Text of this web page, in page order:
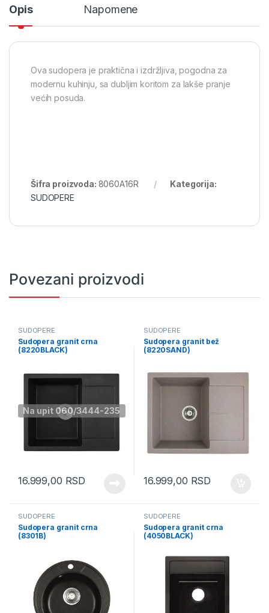
Opis Napomene
Ova sudopera je praktična i izdržljiva, pogodna za
modernu kuhinju, sa dubljim koritom za lakše pranje
većih posuda.
Šifra proizvoda: 8060A16R
Kategorija:
SUDOPERE
Povezani proizvodi
Na upit 060/3444-235
SUDOPERE
Sudopera granit crna
(8220BLACK)
16.999,00 RSD
SUDOPERE
Sudopera granit bež
(8220SAND)
16.999,00 RSD
SUDOPERE
Sudopera granit crna
(8301B)
SUDOPERE
Sudopera granit crna
(4050BLACK)